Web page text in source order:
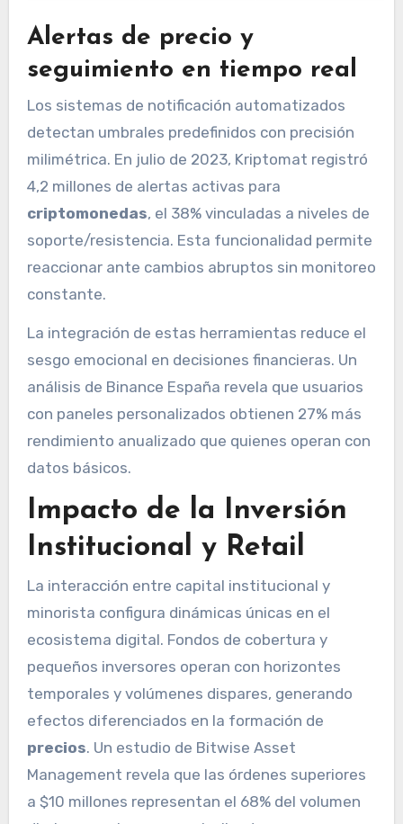
Alertas de precio y
seguimiento en tiempo real
Los sistemas de notificación automatizados
detectan umbrales predefinidos con precisión
milimétrica. En julio de 2023, Kriptomat registró
4,2 millones de alertas activas para
criptomonedas, el 38% vinculadas a niveles de
soporte/resistencia. Esta funcionalidad permite
reaccionar ante cambios abruptos sin monitoreo
constante.
La integración de estas herramientas reduce el
sesgo emocional en decisiones financieras. Un
análisis de Binance España revela que usuarios
con paneles personalizados obtienen 27% más
rendimiento anualizado que quienes operan con
datos básicos.
Impacto de la Inversión
Institucional y Retail
La interacción entre capital institucional y
minorista configura dinámicas únicas en el
ecosistema digital. Fondos de cobertura y
pequeños inversores operan con horizontes
temporales y volúmenes dispares, generando
efectos diferenciados en la formación de
precios. Un estudio de Bitwise Asset
Management revela que las órdenes superiores
a $10 millones representan el 68% del volumen